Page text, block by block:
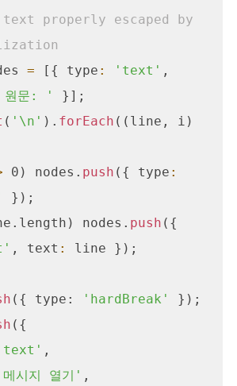
text properly escaped by
= [{ type : 'text' ,
원문: '
}];
( '\n' ). forEach
0) nodes. push ({ type :
});
nodes. push ({
, text :
line });
({ type: 'hardBreak'
});
({
,
시지 열기' ,